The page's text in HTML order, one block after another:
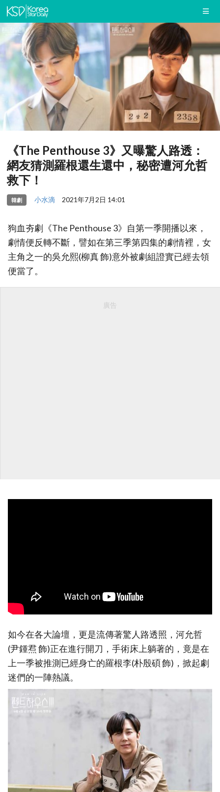
《The Penthouse 3》又曝驚人路透：
網友猜測羅根還生還中，秘密遭河允哲
救下！
韓劇 小水滴 2021年7月2日 14:01
狗血夯劇《The Penthouse 3》自第一季開播以來，
劇情便反轉不斷，譬如在第三季第四集的劇情裡，女
主角之一的吳允熙(柳真 飾)意外被劇組證實已經去領
便當了。
廣告
如今在各大論壇，更是流傳著驚人路透照，河允哲
(尹鍾焄 飾)正在進行開刀，手術床上躺著的，竟是在
上一季被推測已經身亡的羅根李(朴殷碩 飾)，掀起劇
迷們的一陣熱議。